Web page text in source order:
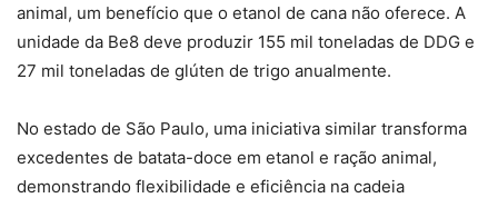
animal, um benefício que o etanol de cana não oferece. A
unidade da Be8 deve produzir 155 mil toneladas de DDG e
27 mil toneladas de glúten de trigo anualmente.
No estado de São Paulo, uma iniciativa similar transforma
excedentes de batata-doce em etanol e ração animal,
demonstrando flexibilidade e eficiência na cadeia